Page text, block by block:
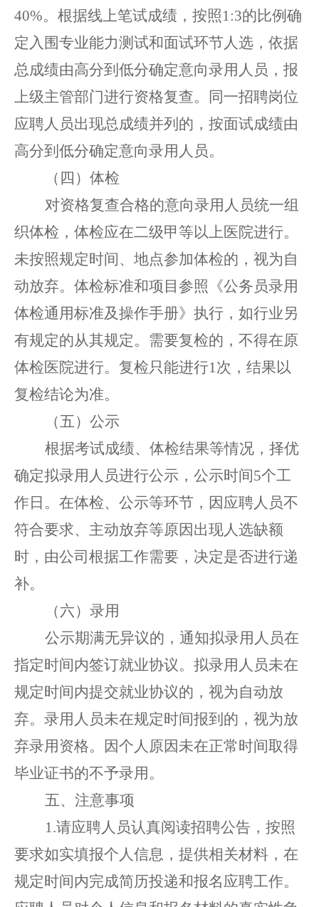
40%。根据线上笔试成绩，按照1:3的比例确
定入围专业能力测试和面试环节人选，依据
总成绩由高分到低分确定意向录用人员，报
上级主管部门进行资格复查。同一招聘岗位
应聘人员出现总成绩并列的，按面试成绩由
高分到低分确定意向录用人员。
（四）体检
对资格复查合格的意向录用人员统一组
织体检，体检应在二级甲等以上医院进行。
未按照规定时间、地点参加体检的， 视为 自
动放弃。 体检标准和项目参照《公务员录用
体检通用标准及操作手册》执行， 如行业另
有规定的从其规定。 需要复检的，不得在原
体检医院进行。复检只能进行1次，结果以
复检结论为准。
（五）公示
根据考试成绩、体检结果等情况，择优
确定拟录用人员进行公示，公示时间5个工
作日。 在体检、公示等环节，因应聘人员不
符合要求、主动放弃等原因出现人选缺额
时，由公司根据工作需要，决定是否进行递
补。
（六）录用
公示期满无异议的，通知拟录用人员在
指定时间内签订就业协议。拟录用人员未在
规定时间内提交就业协议的，视为自动放
弃。录用人员未在规定时间报到的 ， 视为放
弃录用资格。 因个人原因未在正常时间取得
毕业证书的不予录用。
五、 注意事项
1.请应聘人员认真阅读招聘公告，按照
要求如实填报个人信息 ， 提供相关材料，在
规定时间内完成简历投递和报名应聘工作。